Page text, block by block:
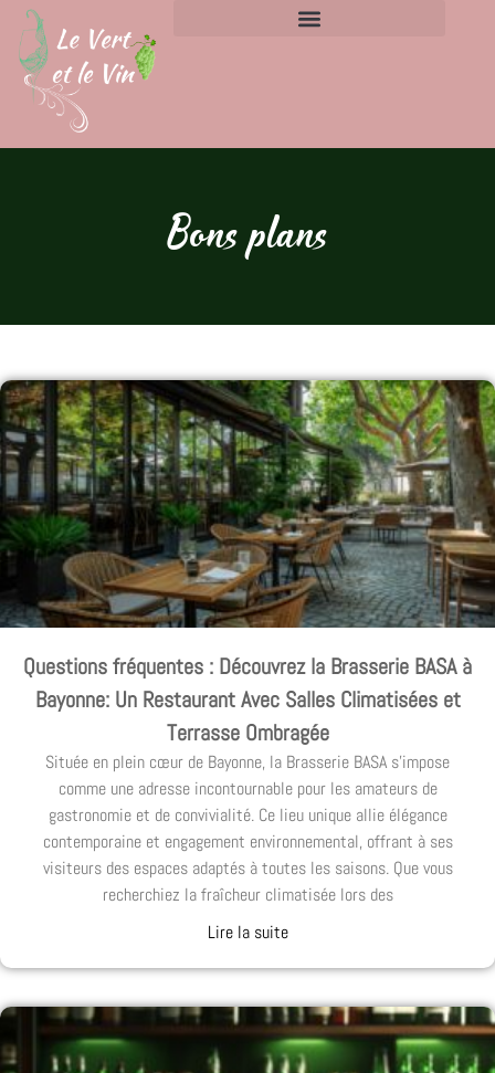
Bons plans
Questions fréquentes : Découvrez la Brasserie BASA à
Bayonne: Un Restaurant Avec Salles Climatisées et
Terrasse Ombragée
Située en plein cœur de Bayonne, la Brasserie BASA s'impose
comme une adresse incontournable pour les amateurs de
gastronomie et de convivialité. Ce lieu unique allie élégance
contemporaine et engagement environnemental, offrant à ses
visiteurs des espaces adaptés à toutes les saisons. Que vous
recherchiez la fraîcheur climatisée lors des
Lire la suite